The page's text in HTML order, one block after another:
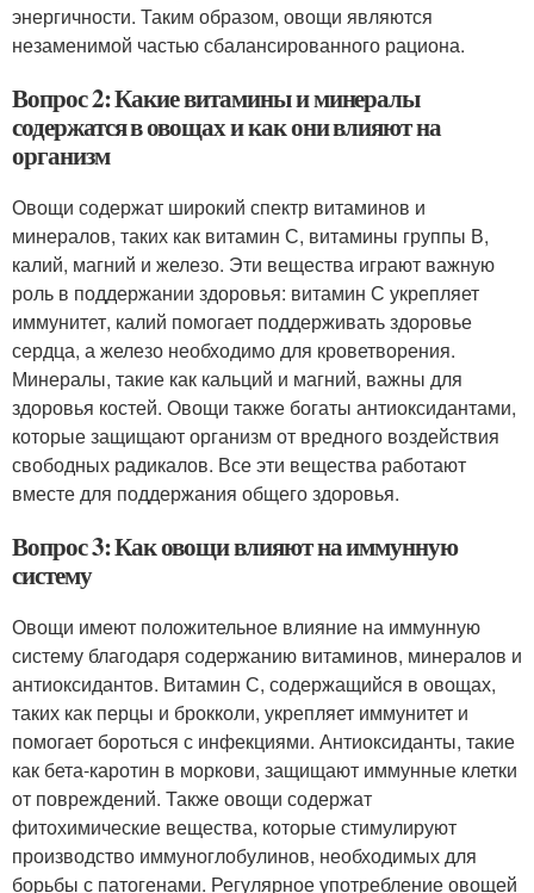
энергичности. Таким образом, овощи являются
незаменимой частью сбалансированного рациона.
Вопрос 2: Какие витамины и минералы
содержатся в овощах и как они влияют на
организм
Овощи содержат широкий спектр витаминов и
минералов, таких как витамин С, витамины группы В,
калий, магний и железо. Эти вещества играют важную
роль в поддержании здоровья: витамин С укрепляет
иммунитет, калий помогает поддерживать здоровье
сердца, а железо необходимо для кроветворения.
Минералы, такие как кальций и магний, важны для
здоровья костей. Овощи также богаты антиоксидантами,
которые защищают организм от вредного воздействия
свободных радикалов. Все эти вещества работают
вместе для поддержания общего здоровья.
Вопрос 3: Как овощи влияют на иммунную
систему
Овощи имеют положительное влияние на иммунную
систему благодаря содержанию витаминов, минералов и
антиоксидантов. Витамин С, содержащийся в овощах,
таких как перцы и брокколи, укрепляет иммунитет и
помогает бороться с инфекциями. Антиоксиданты, такие
как бета-каротин в моркови, защищают иммунные клетки
от повреждений. Также овощи содержат
фитохимические вещества, которые стимулируют
производство иммуноглобулинов, необходимых для
борьбы с патогенами. Регулярное употребление овощей